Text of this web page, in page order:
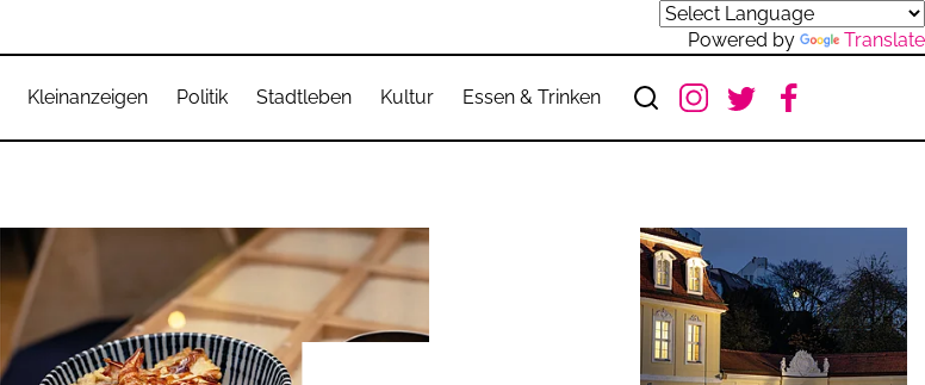
Powered by Translate
Kleinanzeigen Politik Stadtleben Kultur Essen & Trinken